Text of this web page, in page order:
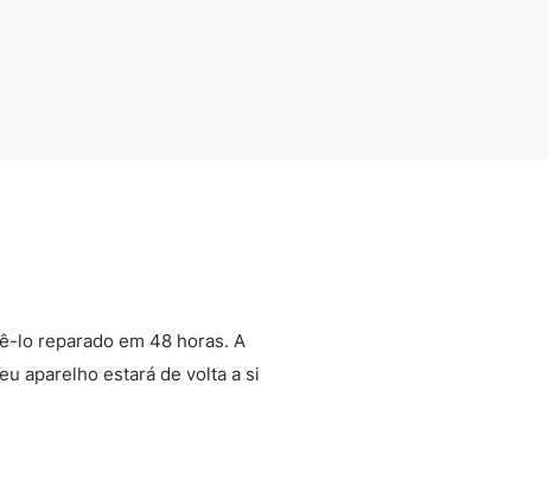
lo reparado em 48 horas. A
aparelho estará de volta a si